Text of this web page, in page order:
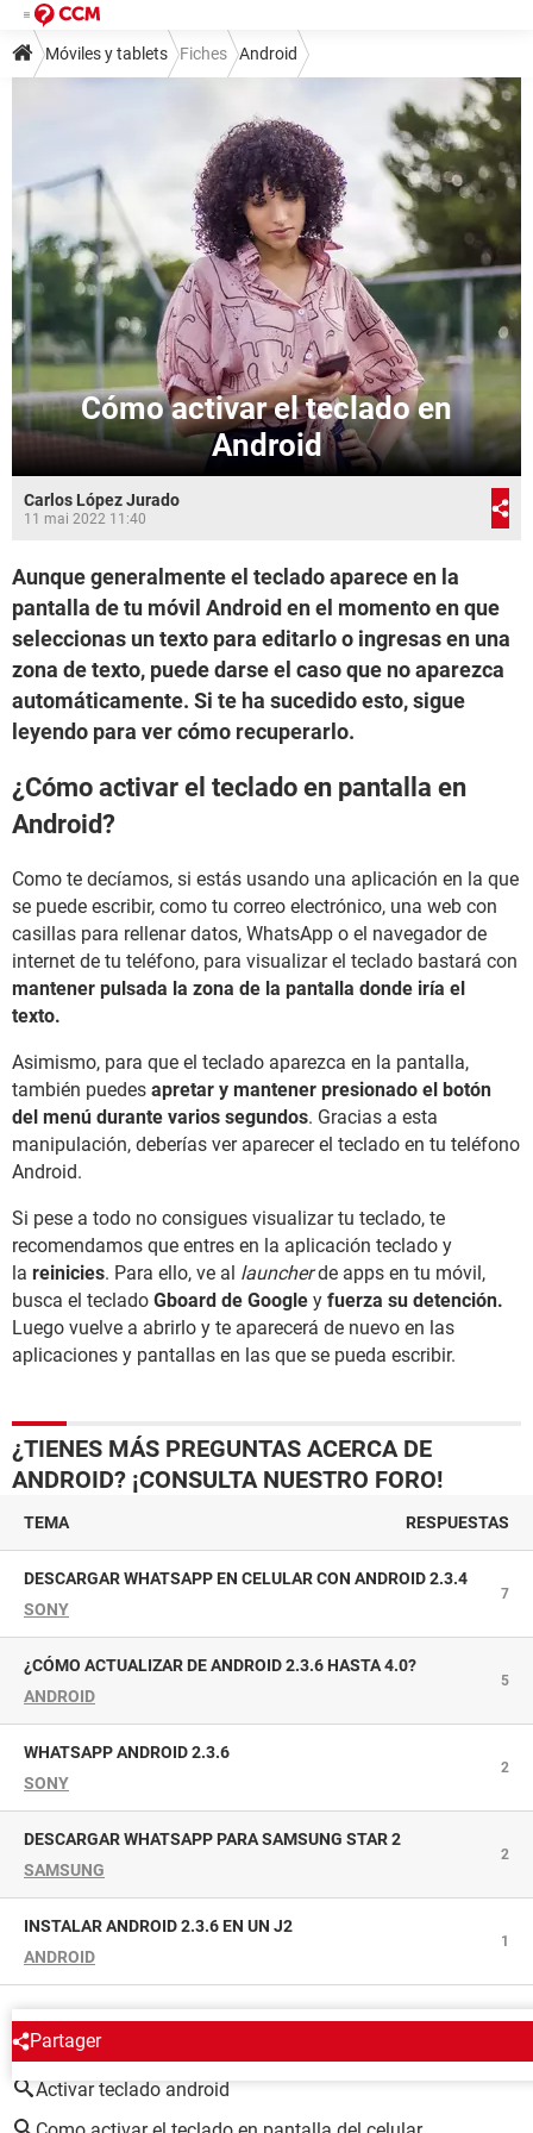
Móviles y tablets Fiches Android
Cómo activar el teclado en
Android
Carlos López Jurado
11 mai 2022 11:40
Aunque generalmente el teclado aparece en la
pantalla de tu móvil Android en el momento en que
seleccionas un texto para editarlo o ingresas en una
zona de texto, puede darse el caso que no aparezca
automáticamente. Si te ha sucedido esto, sigue
leyendo para ver cómo recuperarlo.
¿Cómo activar el teclado en pantalla en
Android?
Como te decíamos, si estás usando una aplicación en la que
se puede escribir, como tu correo electrónico, una web con
casillas para rellenar datos, WhatsApp o el navegador de
internet de tu teléfono, para visualizar el teclado bastará con
mantener pulsada la zona de la pantalla donde iría el
texto.
Asimismo, para que el teclado aparezca en la pantalla,
también puedes apretar y mantener presionado el botón
del menú durante varios segundos. Gracias a esta
manipulación, deberías ver aparecer el teclado en tu teléfono
Android.
Si pese a todo no consigues visualizar tu teclado, te
recomendamos que entres en la aplicación teclado y
la reinicies. Para ello, ve al launcherde apps en tu móvil,
busca el teclado Gboard de Google y fuerza su detención.
Luego vuelve a abrirlo y te aparecerá de nuevo en las
aplicaciones y pantallas en las que se pueda escribir.
¿TIENES MÁS PREGUNTAS ACERCA DE
ANDROID? ¡CONSULTA NUESTRO FORO!
TEMA RESPUESTAS
DESCARGAR WHATSAPP EN CELULAR CON ANDROID 2.3.4
SONY
7
¿CÓMO ACTUALIZAR DE ANDROID 2.3.6 HASTA 4.0?
ANDROID
5
WHATSAPP ANDROID 2.3.6
SONY
2
DESCARGAR WHATSAPP PARA SAMSUNG STAR 2
SAMSUNG
2
INSTALAR ANDROID 2.3.6 EN UN J2
ANDROID
1
Partager
ALREDEDOR DEL MISMO TEMA
Activar teclado android